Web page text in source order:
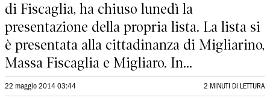
di Fiscaglia, ha chiuso lunedì la
presentazione della propria lista. La lista si
è presentata alla cittadinanza di Migliarino,
Massa Fiscaglia e Migliaro. In...
22 maggio 2014 03:44 2 MINUTI DI LETTURA